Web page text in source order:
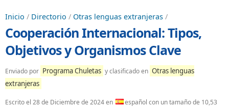
Inicio / Directorio / Otras lenguas extranjeras /
Cooperación Internacional: Tipos,
Objetivos y Organismos Clave
Enviado por Programa Chuletas y clasificado en Otras lenguas
extranjeras
Escrito el 28 de Diciembre de 2024en
español con un tamaño de 10,53